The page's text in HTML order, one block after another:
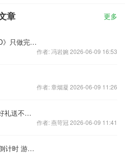
章 更多
没有山没有口《我叫MT全3D》只做完美还原
作者: 冯岩婉 2026-06-09 16:53
作者: 章烟凝 2026-06-09 11:26
《撸撸联盟》封测等不及，好礼送不停！
作者: 燕苛冠 2026-06-09 11:41
《天天数码兽》1月6日首发倒计时 游戏场景抢先体验